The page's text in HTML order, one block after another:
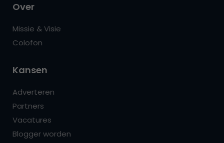
Over
Missie & Visie
Colofon
Kansen
Adverteren
Partners
Vacatures
Blogger worden